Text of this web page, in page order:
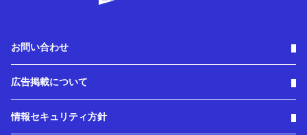
お問い合わせ
広告掲載について
情報セキュリティ方針